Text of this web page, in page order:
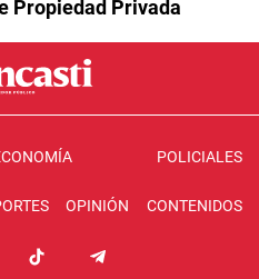
Propiedad Privada
POLICIALES
OPINIÓN CONTENIDOS